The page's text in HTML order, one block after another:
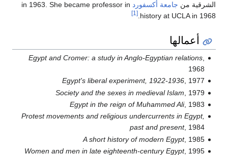
الشرقية من جامعة أكسفورد in 1963. She became professor in
history at UCLA in 1968.
[1]
أعمالها
Egypt and Cromer: a study in Anglo-Egyptian relations,
1968
Egypt's liberal experiment, 1922-1936, 1977
Society and the sexes in medieval Islam , 1979
Egypt in the reign of Muhammed Ali, 1983
Protest movements and religious undercurrents in Egypt,
past and present, 1984
A short history of modern Egypt, 1985
Women and men in late eighteenth-century Egypt, 1995